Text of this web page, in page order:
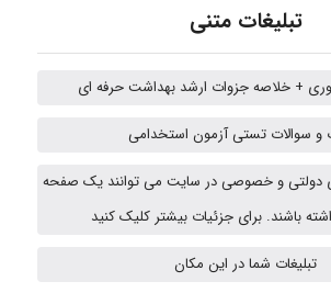
Hasan haghparast
Shamim.khojasteh74
تبلیغات متنی
و سوالات تستی آزمون استخدامی
دولتی و خصوصی در سایت می توانند یک صفحه
باشند. برای جزئیات بیشتر کلیک کنید
تبلیغات شما در این مکان